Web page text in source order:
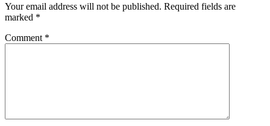
Your email address will not be published. Required fields are
marked *
Comment *